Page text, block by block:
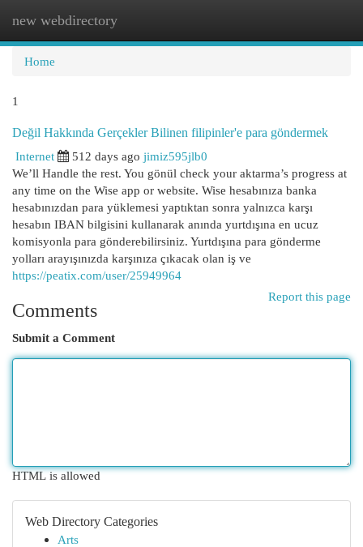
new webdirectory
Home
1
Değil Hakkında Gerçekler Bilinen filipinler'e para göndermek
Internet
512 days ago jimiz595jlb0
We’ll Handle the rest. You gönül check your aktarma’s progress at
any time on the Wise app or website. Wise hesabınıza banka
hesabınızdan para yüklemesi yaptıktan sonra yalnızca karşı
hesabın IBAN bilgisini kullanarak anında yurtdışına en ucuz
komisyonla para gönderebilirsiniz. Yurtdışına para gönderme
yolları arayışınızda karşınıza çıkacak olan iş ve
https://peatix.com/user/25949964
Report this page
Comments
Submit a Comment
HTML is allowed
Web Directory Categories
Arts